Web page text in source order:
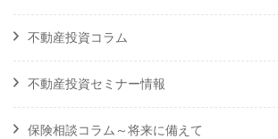
不動産投資コラム
不動産投資セミナー情報
保険相談コラム～将来に備えて